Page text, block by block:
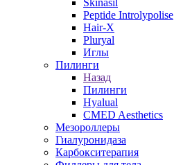
Skinasil
Peptide Introlypolise
Hair-X
Pluryal
Иглы
Пилинги
Назад
Пилинги
Hyalual
CMED Aesthetics
Мезороллеры
Гиалуронидаза
Карбокситерапия